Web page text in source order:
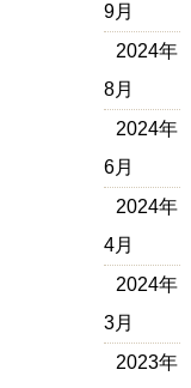
9月
2024年
8月
2024年
6月
2024年
4月
2024年
3月
2023年